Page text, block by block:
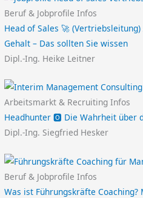
Beruf & Jobprofile Infos
Head of Sales 🚀
Gehalt – Das sollten Sie wissen
Dipl.-Ing. Heike Leitner
Arbeitsmarkt & Recruiting Infos
Headhunter 🅾️ Die Wahrheit über
Dipl.-Ing. Siegfried Hesker
Beruf & Jobprofile Infos
Was ist Führungskräfte